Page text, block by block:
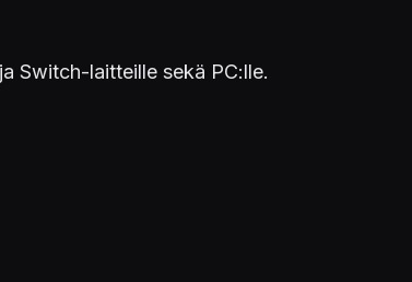
Switch-laitteille sekä PC:lle.